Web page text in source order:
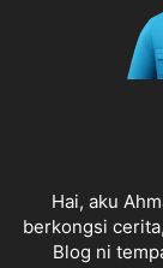
Hai, aku
berkongsi
Blog ni